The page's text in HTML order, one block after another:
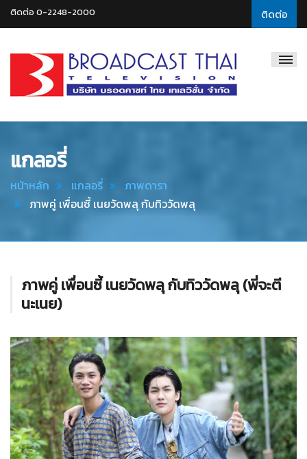
ติดต่อ
ติดต่อ 0-2248-2000
Thai
แกลอรี่
หน้าหลัก แกลอรี่
ภาพดารา
ภาพคู่ เพื่อนซี้ เนยวัดพลุ กับทิววัดพลุ
ภาพคู่ เพื่อนซี้ เนยวัดพลุ กับทิววัดพลุ (พี่จะตี
นะเนย)